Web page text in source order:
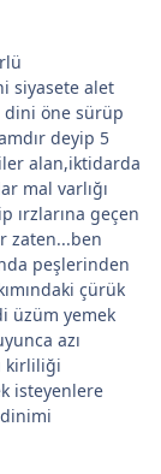
siyasete alet
dini öne sürüp
deyip 5
alan,iktidarda
mal varlığı
ırzlarına geçen
zaten...ben
peşlerinden
çürük
üzüm yemek
azı
kirliliği
isteyenlere
dinimi